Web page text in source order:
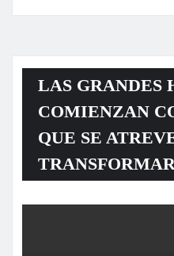
LAS GRANDES
COMIENZAN
QUE SE